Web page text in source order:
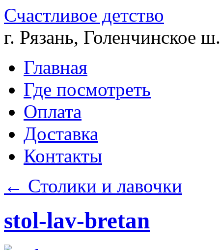
Счастливое детство
г. Рязань, Голенчинское
Главная
Где посмотреть
Оплата
Доставка
Контакты
← Столики и лавочки
stol-lav-bretan